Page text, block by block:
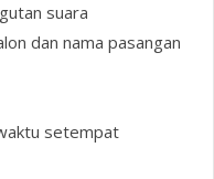
suara
dan nama pasangan
setempat